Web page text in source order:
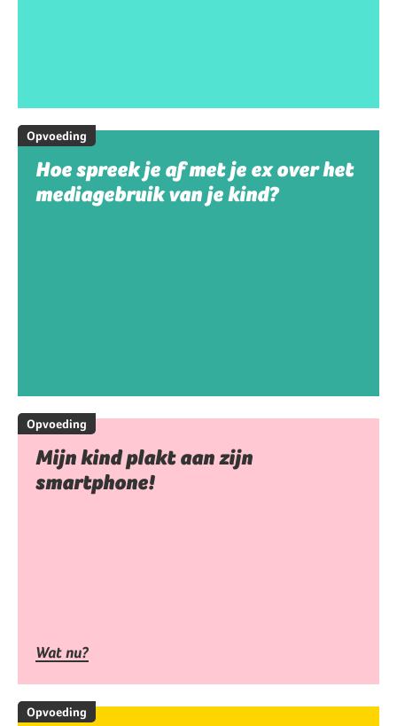
Opvoeding
Hoe spreek je af met je ex over het
mediagebruik van je kind?
Opvoeding
Mijn kind plakt aan zijn
smartphone!
Wat nu?
Opvoeding